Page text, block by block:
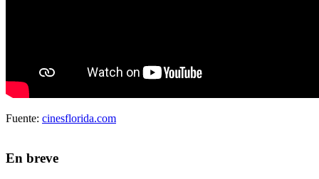
Fuente: cinesflorida.com
En breve